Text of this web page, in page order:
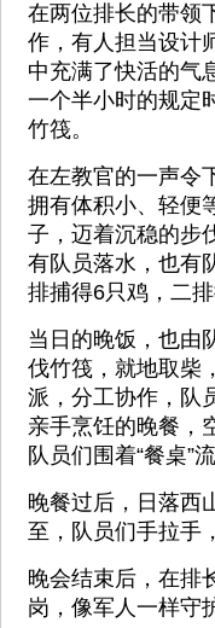
在两位排长的带领
作，有人担当设计
中充满了快活的气
一个半小时的规定
竹筏。
在左教官的一声令
拥有体积小、轻便
子，迈着沉稳的步
有队员落水，也有
排捕得6只鸡，二
当日的晚饭，也由
伐竹筏，就地取柴
派，分工协作，队
亲手烹饪的晚餐，
队员们围着“餐桌”
晚餐过后，日落西
至，队员们手拉手
晚会结束后，在排
岗，像军人一样守